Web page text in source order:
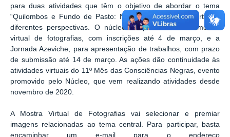
para duas atividades que têm o objetivo de abordar o tema
“Quilombos e Fundo de Pasto: Nossas Matrizes”, a partir de
diferentes perspectivas. O núcleo irá promover uma mostra
virtual de fotografias, com inscrições até 4 de março, e a
Jornada Azeviche, para apresentação de trabalhos, com prazo
de submissão até 14 de março. As ações dão continuidade às
atividades virtuais do 11º Mês das Consciências Negras, evento
promovido pelo Núcleo, que vem realizando atividades desde
novembro de 2020.
A Mostra Virtual de Fotografias vai selecionar e premiar
imagens relacionadas ao tema central. Para participar, basta
encaminhar um e-mail para o endereço